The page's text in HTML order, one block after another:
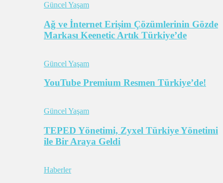
Güncel Yaşam
Ağ ve İnternet Erişim Çözümlerinin Gözde
Markası Keenetic Artık Türkiye’de
Güncel Yaşam
YouTube Premium Resmen Türkiye’de!
Güncel Yaşam
TEPED Yönetimi, Zyxel Türkiye Yönetimi
ile Bir Araya Geldi
Haberler